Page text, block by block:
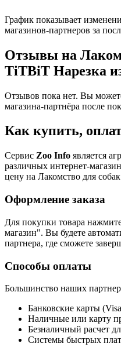
График показывает
магазинов-партнеров за
Отзывы на
TiTBiT Нарезка
Отзывов пока нет. Вы
магазина-партнёра после
Как купить,
Сервис Zoo Info является
различных интернет-
цену на Лакомство для
Оформление заказа
Для покупки товара
магазин". Вы будете
партнера, где сможете
Способы оплаты
Большинство наших
Банковские карты
Наличные или карту
Безналичный расчет
Системы быстрых